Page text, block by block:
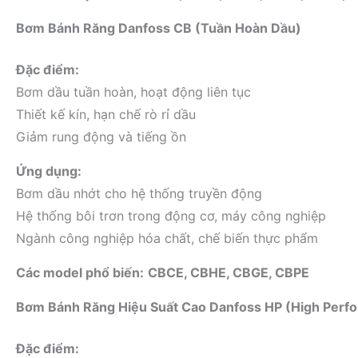
Bơm Bánh Răng Danfoss CB (Tuần Hoàn Dầu)
Đặc điểm:
Bơm dầu tuần hoàn, hoạt động liên tục
Thiết kế kín, hạn chế rò rỉ dầu
Giảm rung động và tiếng ồn
Ứng dụng:
Bơm dầu nhớt cho hệ thống truyền động
Hệ thống bôi trơn trong động cơ, máy công nghiệp
Ngành công nghiệp hóa chất, chế biến thực phẩm
Các model phổ biến: CBCE, CBHE, CBGE, CBPE
Bơm Bánh Răng Hiệu Suất Cao Danfoss HP (High
Đặc điểm: